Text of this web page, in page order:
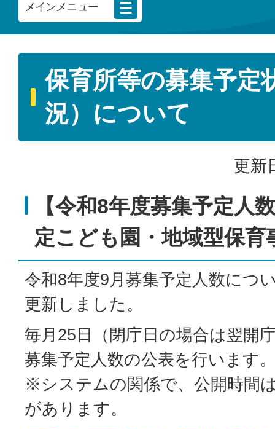
メインメニュー
保育所等の募集予定
況）について
更新
【令和8年度募集予定人
定こども園・地域型保育
令和8年度9月募集予定人数につ
更新しました。
毎月25日（閉庁日の場合は翌開
募集予定人数の公表を行います
※システムの関係で、公開時間
があります。